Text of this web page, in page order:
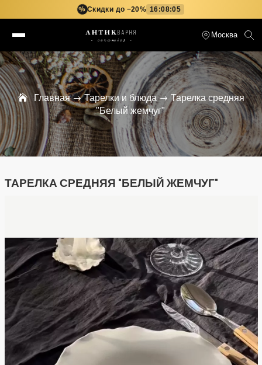
% Скидки до −20% 16:08:04
Москва
Главная Тарелки и блюда
Тарелка средняя
"Белый жемчуг"
ТАРЕЛКА СРЕДНЯЯ "БЕЛЫЙ ЖЕМЧУГ"